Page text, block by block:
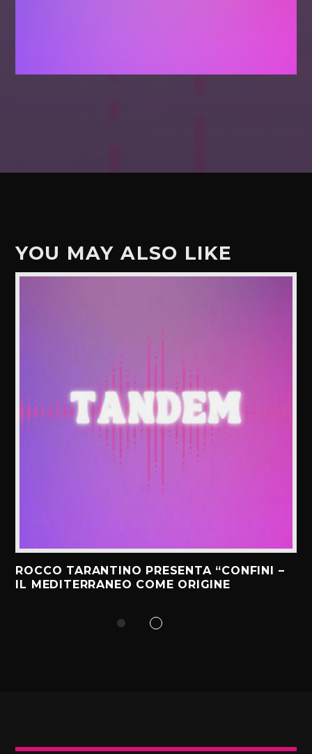
YOU MAY ALSO LIKE
ROCCO TARANTINO PRESENTA “CONFINI –
IL MEDITERRANEO COME ORIGINE